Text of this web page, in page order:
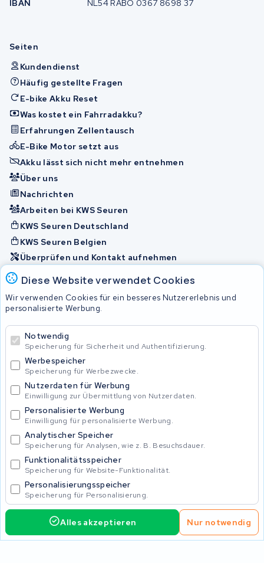
Akku's Ladegeräte Zubehör
Diese Website verwendet Cookies
Wir verwenden Cookies für ein besseres Nutzererlebnis und
personalisierte Werbung.
Notwendig
Speicherung für Sicherheit und Authentifizierung.
Werbespeicher
Speicherung für Werbezwecke.
Nutzerdaten für Werbung
Einwilligung zur Übermittlung von Nutzerdaten.
Personalisierte Werbung
Einwilligung für personalisierte Werbung.
Analytischer Speicher
Speicherung für Analysen, wie z. B. Besuchsdauer.
Funktionalitätsspeicher
Speicherung für Website-Funktionalität.
Personalisierungsspeicher
Speicherung für Personalisierung.
Alles akzeptieren Nur notwendig
Service anfordern
IBAN
NL54 RABO 0367 8698 37
Seiten
Kundendienst
Häufig gestellte Fragen
E-bike Akku Reset
Was kostet ein Fahrradakku?
Erfahrungen Zellentausch
E-Bike Motor setzt aus
Akku lässt sich nicht mehr entnehmen
Über uns
Nachrichten
Arbeiten bei KWS Seuren
KWS Seuren Deutschland
KWS Seuren Belgien
Überprüfen und Kontakt aufnehmen
Allgemeine Geschäftsbedingungen
Privacy Policy